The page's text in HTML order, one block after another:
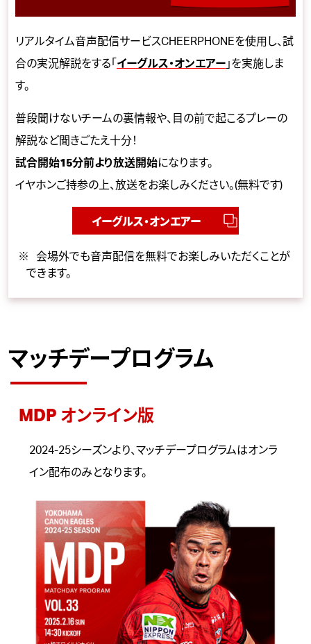
リアルタイム音声配信サービスCHEERPHONEを使用し、試
合の実況解説をする「 イーグルス・オンエアー 」を実施しま
す。
普段聞けないチームの裏情報や、目の前で起こるプレーの
解説など聞きごたえ十分！
試合開始15分前より放送開始になります。
イヤホンご持参の上、放送をお楽しみください。(無料です)
イーグルス・オンエアー
会場外でも音声配信を無料でお楽しみいただくことが
できます。
マッチデープログラム
MDP オンライン版
2024-25シーズンより、マッチデープログラムはオンラ
イン配布のみとなります。